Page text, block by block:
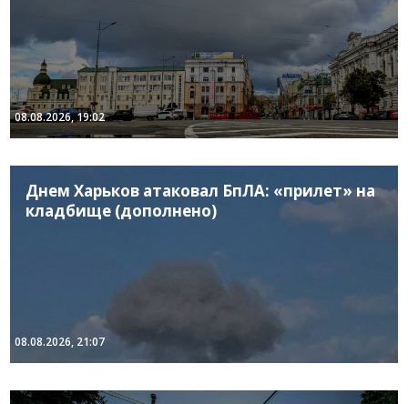
08.08.2026, 19:02
Днем Харьков атаковал БпЛА: «прилет» на
кладбище (дополнено)
08.08.2026, 21:07